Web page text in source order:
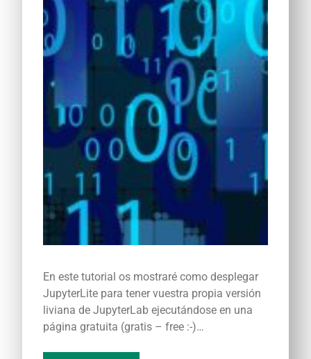
En este tutorial os mostraré como desplegar
JupyterLite para tener vuestra propia versión
liviana de JupyterLab ejecutándose en una
página gratuita (gratis – free :-)…